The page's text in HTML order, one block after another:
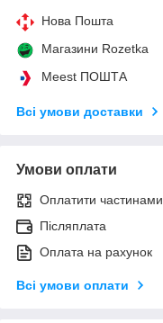
Нова Пошта
Магазини Rozetka
Meest ПОШТА
Всі умови доставки
Умови оплати
Оплатити частинами
Післяплата
Оплата на рахунок
Всі умови оплати